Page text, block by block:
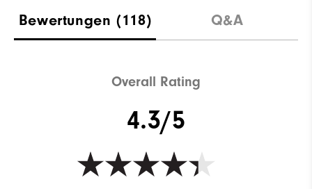
Bewertungen (118) Q&A
Overall Rating
4.3/5